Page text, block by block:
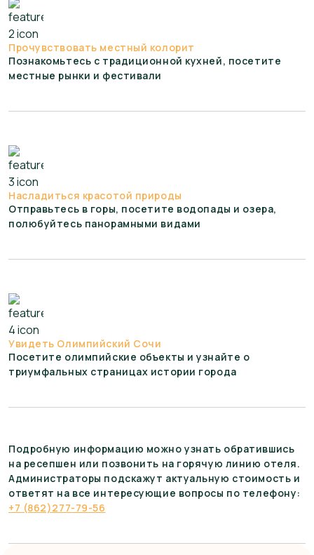
Прочувствовать местный колорит
Познакомьтесь с традиционной кухней, посетите
местные рынки и фестивали
Насладиться красотой природы
Отправьтесь в горы, посетите водопады и озера,
полюбуйтесь панорамными видами
Увидеть Олимпийский Сочи
Посетите олимпийские объекты и узнайте о
триумфальных страницах истории города
Подробную информацию можно узнать обратившись
на ресепшен или позвонить на горячую линию отеля.
Администраторы подскажут актуальную стоимость и
ответят на все интересующие вопросы по телефону:
+7 (862)277-79-56